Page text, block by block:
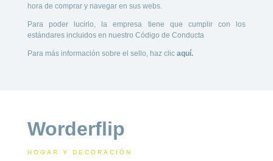
hora de comprar y navegar en sus webs.
Para poder lucirlo, la empresa tiene que cumplir con los
estándares incluidos en nuestro Código de Conducta
Para más información sobre el sello, haz clic aquí.
Worderflip
HOGAR Y DECORACIÓN